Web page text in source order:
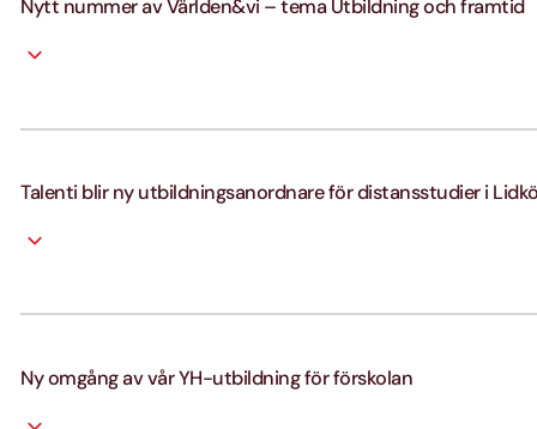
Nytt nummer av Världen&vi – tema Utbildning och framtid
Talenti blir ny utbildningsanordnare för distansstudier i
Ny omgång av vår YH-utbildning för förskolan